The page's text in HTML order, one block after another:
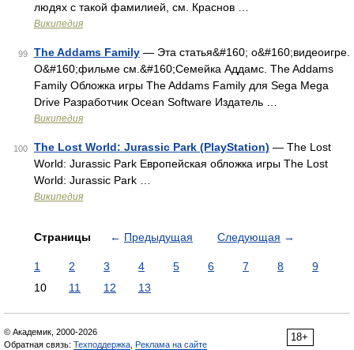
людях с такой фамилией, см. Краснов …
Википедия
99 The Addams Family — Эта статья&#160; о&#160;видеоигре.
О&#160;фильме см.&#160;Семейка Аддамс. The Addams
Family Обложка игры The Addams Family для Sega Mega
Drive Разработчик Ocean Software Издатель …
Википедия
100 The Lost World: Jurassic Park (PlayStation) — The Lost
World: Jurassic Park Европейская обложка игры The Lost
World: Jurassic Park …
Википедия
Страницы ← Предыдущая Следующая →
1 2 3 4 5 6 7 8
9
10
11 12 13
18+
© Академик, 2000-2026
Обратная связь: Техподдержка Реклама на сайте